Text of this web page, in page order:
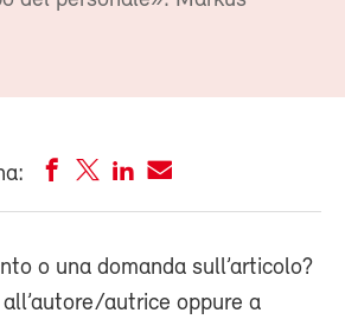
o una domanda sull’articolo?
all’autore/autrice oppure a